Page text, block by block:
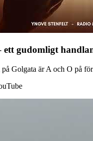
ett gudomligt
på Golgata är A och O på